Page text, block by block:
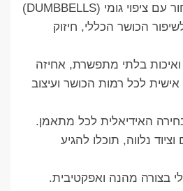
משקולת יד משושה שחור עם ציפוי גומי (DUMBBELLS)
הכושר הכללי, חיזוק
בלתי מתפשרת, אחיזה
לכל רמות הכושר ועיצוב
האידיאלית לכל מתאמן.
נלווה, תוכלו להגיע
בצורה מהנה ואפקטיבית.